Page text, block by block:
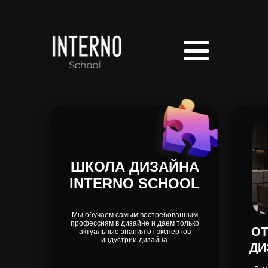
ШКОЛА ДИЗАЙНА
INTERNO SCHOOL
Мы обучаем самым востребованным
профессиям в дизайне и даем только
актуальные знания от экспертов
индустрии дизайна.